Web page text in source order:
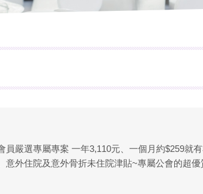
員嚴選專屬專案 一年3,110元、一個月約$259就
意外住院及意外骨折未住院津貼~專屬公會的超優